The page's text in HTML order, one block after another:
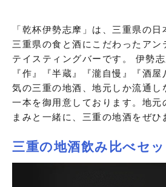
「乾杯伊勢志摩」は、三重県の
三重県の食と酒にこだわったアン
テイスティングバーです。 伊勢
『作』『半蔵』『瀧自慢』『酒
気の三重の地酒、地元しか流通し
一本を御用意しております。地元
まみと一緒に、三重の地酒をぜひ
三重の地酒飲み比べセッ